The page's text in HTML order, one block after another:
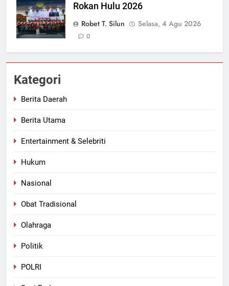
Rokan Hulu 2026
Robet T. Silun
Selasa, 4 Agu 2026
0
Kategori
Berita Daerah
Berita Utama
Entertainment & Selebriti
Hukum
Nasional
Obat Tradisional
Olahraga
Politik
POLRI